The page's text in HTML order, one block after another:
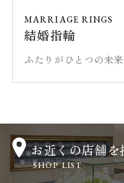
MARRIAGE RINGS
結婚指輪
ふたりがひとつの未
お近くの店舗を
SHOP LIST